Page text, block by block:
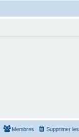
Supprimer
Membres